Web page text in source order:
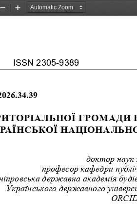
Zoom
Zoom
ISSN 2305-9389
ОРІАЛЬНОЇ ГРОМАДИ
АЇНСЬКОЇ НАЦ
доктор наук
професор кафедри
державна академія
Українського державного